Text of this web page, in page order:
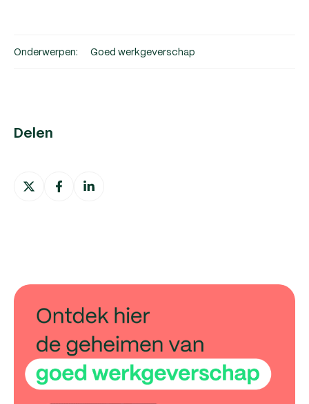
Onderwerpen: Goed werkgeverschap
Delen
Deel
op
Deel
op
Deel
op